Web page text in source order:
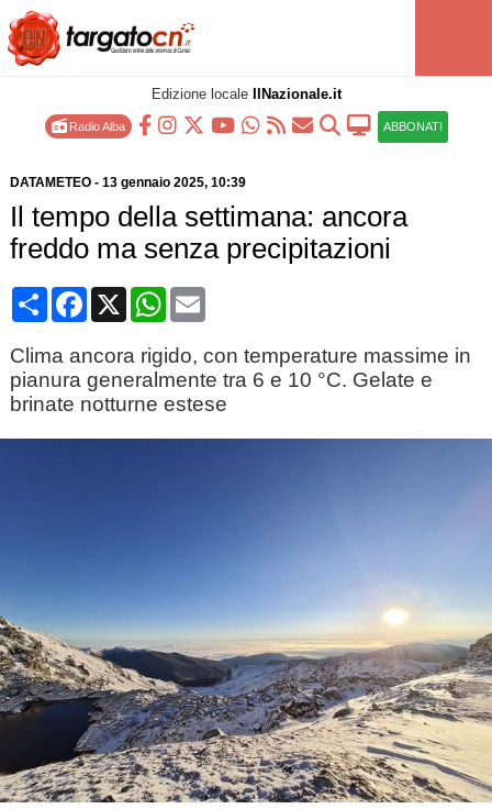
Edizione locale IlNazionale.it
Radio Alba ABBONATI
DATAMETEO- 13 gennaio 2025, 10:39
Il tempo della settimana: ancora
freddo ma senza precipitazioni
CondividiFacebook
X WhatsApp
Email
Clima ancora rigido, con temperature massime in
pianura generalmente tra 6 e 10 °C. Gelate e
brinate notturne estese